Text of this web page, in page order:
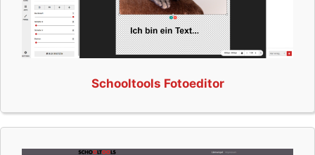
Schooltools Fotoeditor